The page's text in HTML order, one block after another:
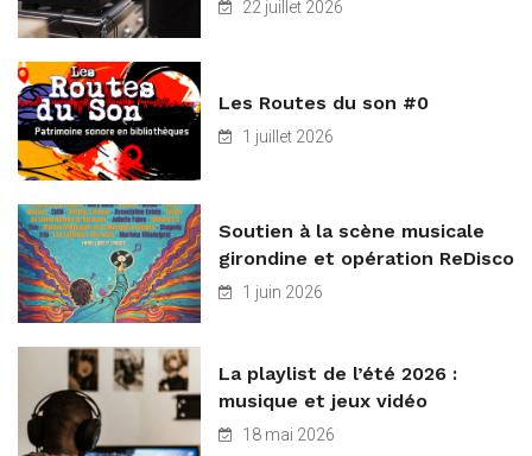
22 juillet 2026
Les Routes du son #0
1 juillet 2026
Soutien à la scène musicale
girondine et opération ReDisco
1 juin 2026
La playlist de l’été 2026 :
musique et jeux vidéo
18 mai 2026